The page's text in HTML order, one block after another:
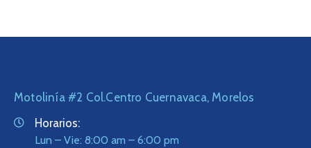
Motolinía #2 Col.Centro Cuernavaca, Morelos
Horarios:
Lun – Vie: 8:00 am – 6:00 pm